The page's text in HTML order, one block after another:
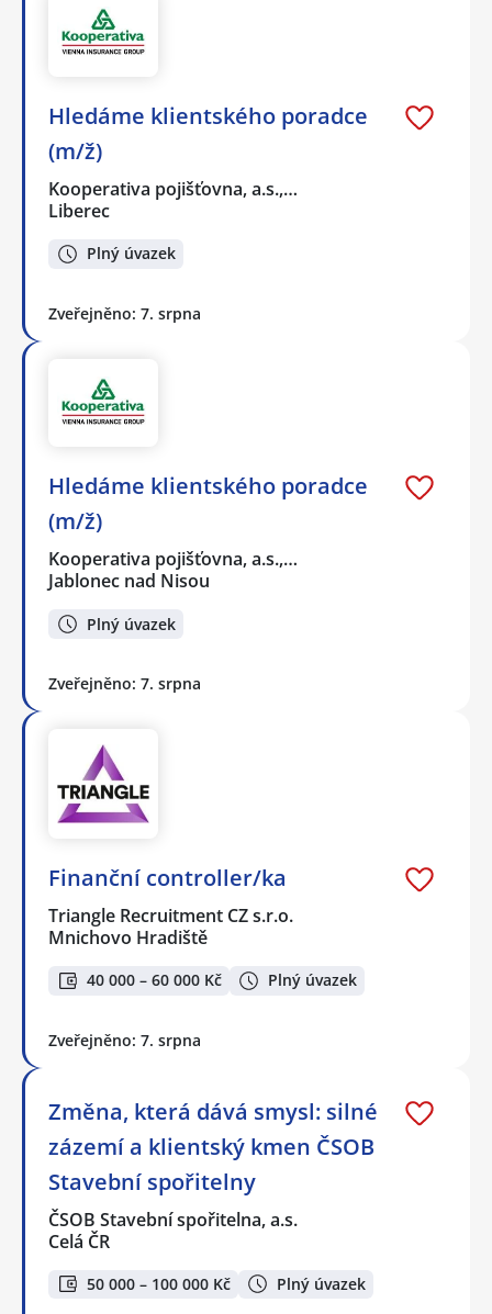
Hledáme klientského poradce
(m/ž)
Kooperativa pojišťovna, a.s.,…
Liberec
Plný úvazek
Zveřejněno: 7. srpna
Hledáme klientského poradce
(m/ž)
Kooperativa pojišťovna, a.s.,…
Jablonec nad Nisou
Plný úvazek
Zveřejněno: 7. srpna
Finanční controller/ka
Triangle Recruitment CZ s.r.o.
Mnichovo Hradiště
40 000 – 60 000 Kč Plný úvazek
Zveřejněno: 7. srpna
Změna, která dává smysl: silné
zázemí a klientský kmen ČSOB
Stavební spořitelny
ČSOB Stavební spořitelna, a.s.
Celá ČR
50 000 – 100 000 Kč Plný úvazek